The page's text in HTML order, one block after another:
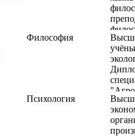
Философия
Психология